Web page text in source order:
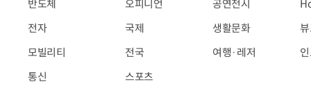
반도체
전자
모빌리티
통신
오피니언
국제
전국
스포츠
공연전시
생활문화
여행·레저